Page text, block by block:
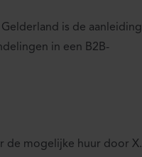
is de aanleiding
in een B2B-
de mogelijke huur door X.